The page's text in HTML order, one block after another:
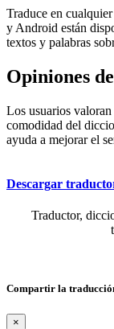
Traduce en
y Android están
textos y palabras
Opiniones
Los usuarios
comodidad del
ayuda a mejorar el
Descargar
Traductor,
Compartir la
×